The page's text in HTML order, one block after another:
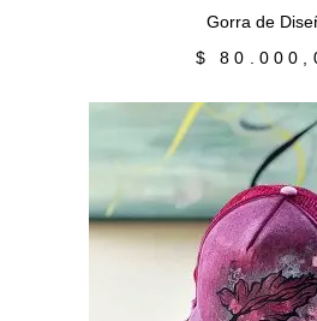
Gorra de
$
Añadir al